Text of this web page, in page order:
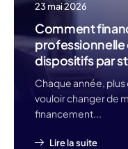
23 mai 2026
Comment
professionnelle
dispositifs par
Chaque année, plus
vouloir changer de
financement...
Lire la suite